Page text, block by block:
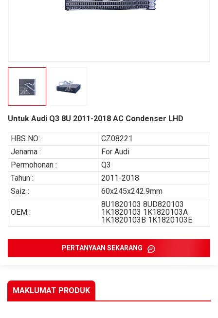
Untuk Audi Q3 8U 2011-2018 AC Condenser LHD
HBS NO. :
CZ08221
Jenama :
For Audi
Permohonan :
Q3
Tahun :
2011-2018
Saiz :
60x245x242.9mm
OEM :
8U1820103 8UD820103
1K1820103 1K1820103A
1K1820103B 1K1820103E
PERTANYAAN SEKARANG
MAKLUMAT PRODUK